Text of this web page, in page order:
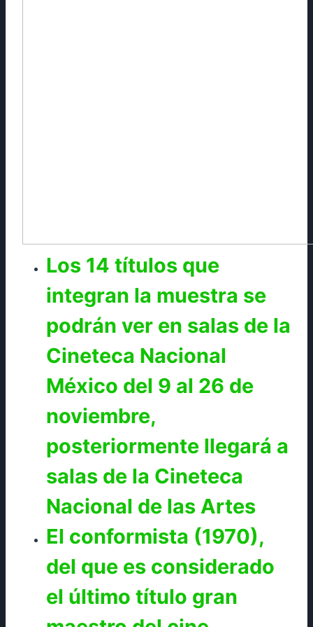
Los 14 títulos que
integran la muestra se
podrán ver en salas de la
Cineteca Nacional
México del 9 al 26 de
noviembre,
posteriormente llegará a
salas de la Cineteca
Nacional de las Artes
El conformista (1970),
del que es considerado
el último título gran